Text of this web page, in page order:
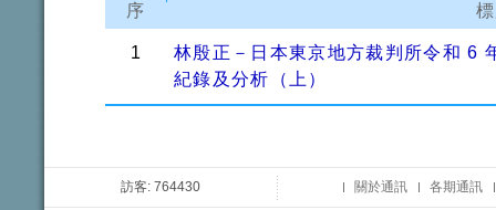
序
1
林殷正－日本東京地方裁判所令和 6
紀錄及分析（上）
訪客: 764430 關於通訊 各期通訊